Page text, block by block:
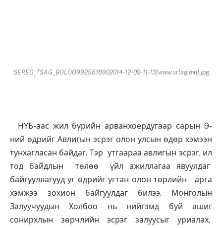
SEREG_TSAG_BOLOO9925818902014-12-09-11-13[www.urlag.mn].jpg
НҮБ-аас жил бүрийн арванхоёрдугаар сарын 9-
ний өдрийг Авлигын эсрэг олон улсын өдөр хэмээн
тунхагласан байдаг. Тэр утгаараа авлигын эсрэг, ил
тод байдлын төлөө үйл ажиллагаа явуулдаг
байгууллагууд уг өдрийг угтан олон төрлийн арга
хэмжээ зохион байгуулдаг билээ. Монголын
Залуучуудын Холбоо нь нийгэмд буй ашиг
сонирхлын зөрчлийн эсрэг залуусыг уриалах,